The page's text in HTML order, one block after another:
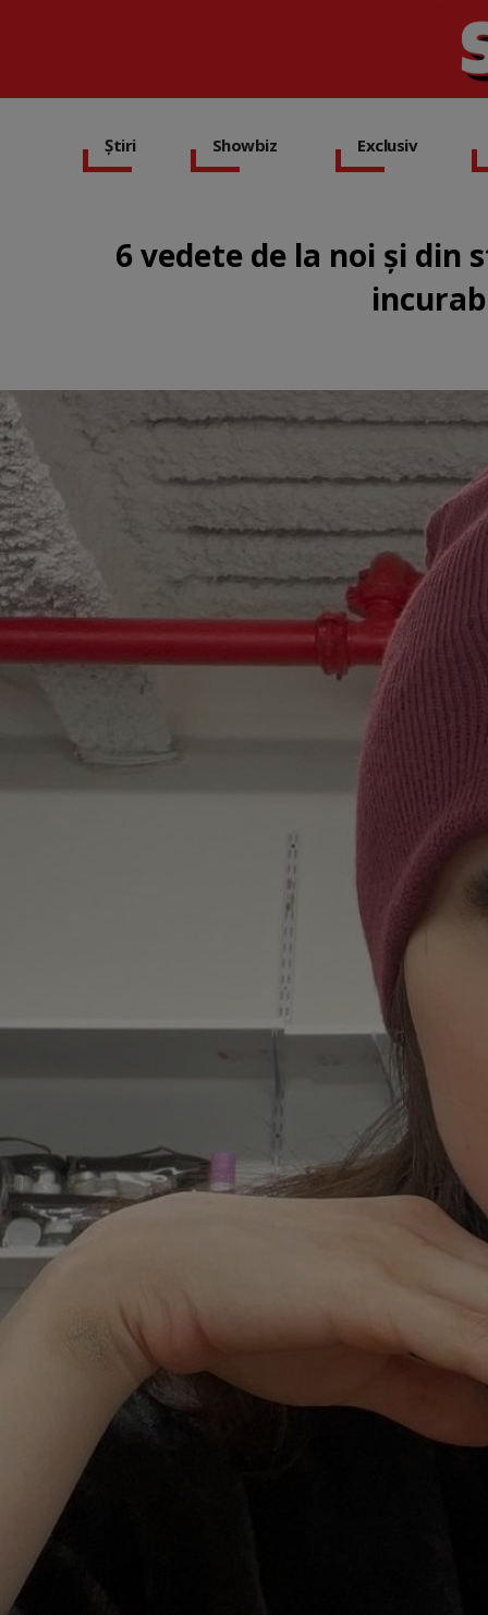
Știri Showbiz Exclusiv
6 vedete de la noi și din